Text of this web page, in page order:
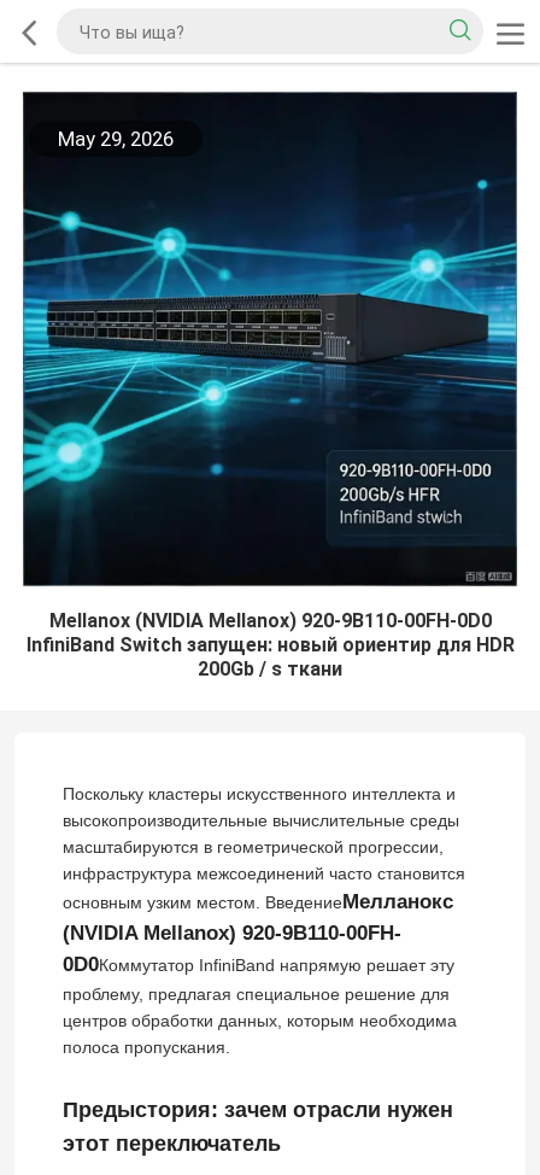
May 29, 2026
Mellanox (NVIDIA Mellanox) 920-9B110-00FH-0D0
InfiniBand Switch запущен: новый ориентир для HDR
200Gb / s ткани
Поскольку кластеры искусственного интеллекта и
высокопроизводительные вычислительные среды
масштабируются в геометрической прогрессии,
инфраструктура межсоединений часто становится
основным узким местом. ВведениеМелланокс
(NVIDIA Mellanox) 920-9B110-00FH-
0D0Коммутатор InfiniBand напрямую решает эту
проблему, предлагая специальное решение для
центров обработки данных, которым необходима
полоса пропускания.
Предыстория: зачем отрасли нужен
этот переключатель